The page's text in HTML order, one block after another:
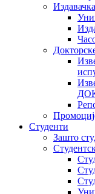
Студенти
Зашто